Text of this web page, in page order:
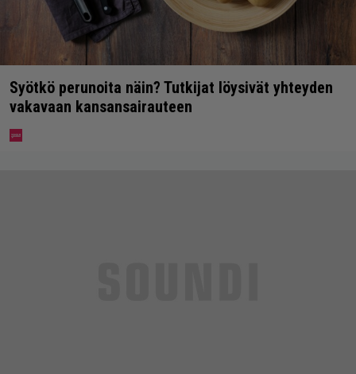
Syötkö perunoita näin? Tutkijat löysivät yhteyden
vakavaan kansansairauteen